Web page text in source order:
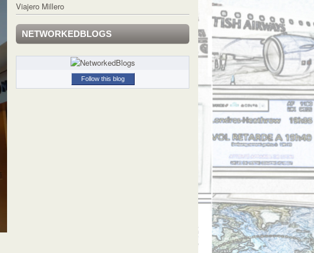
Viajero Millero
NETWORKEDBLOGS
Follow this blog